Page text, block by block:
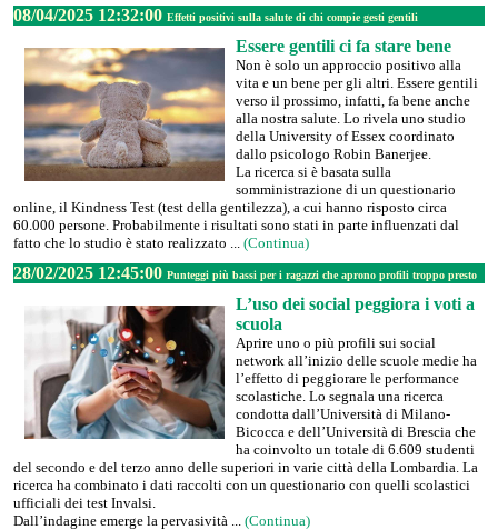
08/04/2025 12:32:00 Effetti positivi sulla salute di chi compie gesti gentili
Essere gentili ci fa stare bene
Non è solo un approccio positivo alla
vita e un bene per gli altri. Essere gentili
verso il prossimo, infatti, fa bene anche
alla nostra salute. Lo rivela uno studio
della University of Essex coordinato
dallo psicologo Robin Banerjee.
La ricerca si è basata sulla
somministrazione di un questionario
online, il Kindness Test (test della gentilezza), a cui hanno risposto circa
60.000 persone. Probabilmente i risultati sono stati in parte influenzati dal
fatto che lo studio è stato realizzato ... (Continua)
28/02/2025 12:45:00 Punteggi più bassi per i ragazzi che aprono profili troppo presto
L’uso dei social peggiora i voti a
scuola
Aprire uno o più profili sui social
network all’inizio delle scuole medie ha
l’effetto di peggiorare le performance
scolastiche. Lo segnala una ricerca
condotta dall’Università di Milano-
Bicocca e dell’Università di Brescia che
ha coinvolto un totale di 6.609 studenti
del secondo e del terzo anno delle superiori in varie città della Lombardia. La
ricerca ha combinato i dati raccolti con un questionario con quelli scolastici
ufficiali dei test Invalsi.
Dall’indagine emerge la pervasività ... (Continua)